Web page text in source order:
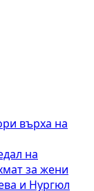
върха на
на
за жени
и Нургюл